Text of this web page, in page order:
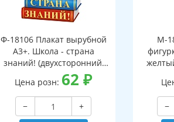
Ф-18106 Плакат вырубной
А3+. Школа - страна
знаний! (двухсторонний,
ВД-лак)
Цена розн: 62₽
−
+
М-
−